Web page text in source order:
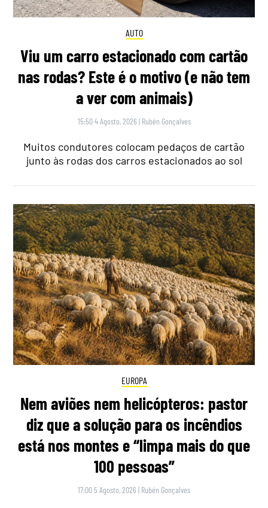
AUTO
Viu um carro estacionado com cartão
nas rodas? Este é o motivo (e não tem
a ver com animais)
15:50 4 Agosto, 2026 | Rubén Gonçalves
Muitos condutores colocam pedaços de cartão
junto às rodas dos carros estacionados ao sol
EUROPA
Nem aviões nem helicópteros: pastor
diz que a solução para os incêndios
está nos montes e “limpa mais do que
100 pessoas”
17:00 5 Agosto, 2026 | Rubén Gonçalves